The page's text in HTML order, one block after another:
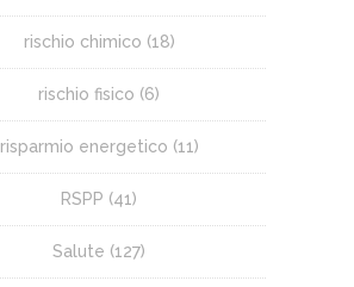
rischio chimico (18)
rischio fisico (6)
risparmio energetico (11)
RSPP (41)
Salute (127)